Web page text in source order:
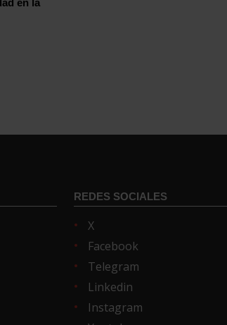
REDES SOCIALES
X
Facebook
Telegram
Linkedin
Instagram